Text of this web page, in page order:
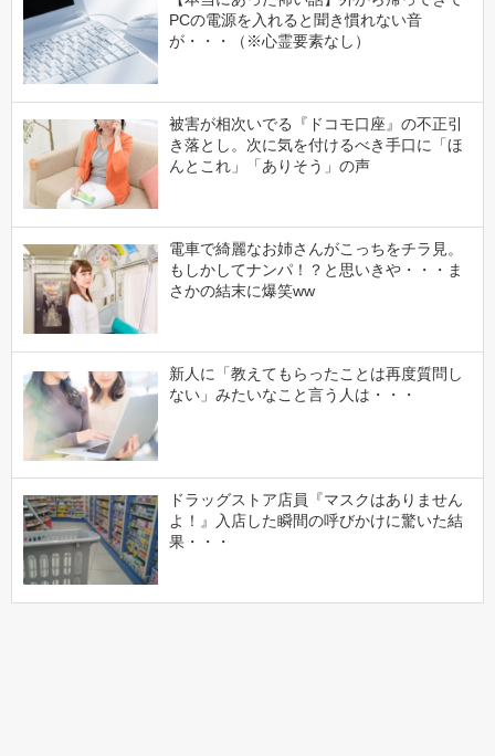
PCの電源を入れると聞き慣れない音
が・・・（※心霊要素なし）
被害が相次いでる『ドコモ口座』の不正引
き落とし。次に気を付けるべき手口に「ほ
んとこれ」「ありそう」の声
電車で綺麗なお姉さんがこっちをチラ見。
もしかしてナンパ！？と思いきや・・・ま
さかの結末に爆笑ww
新人に「教えてもらったことは再度質問し
ない」みたいなこと言う人は・・・
ドラッグストア店員『マスクはありません
よ！』入店した瞬間の呼びかけに驚いた結
果・・・